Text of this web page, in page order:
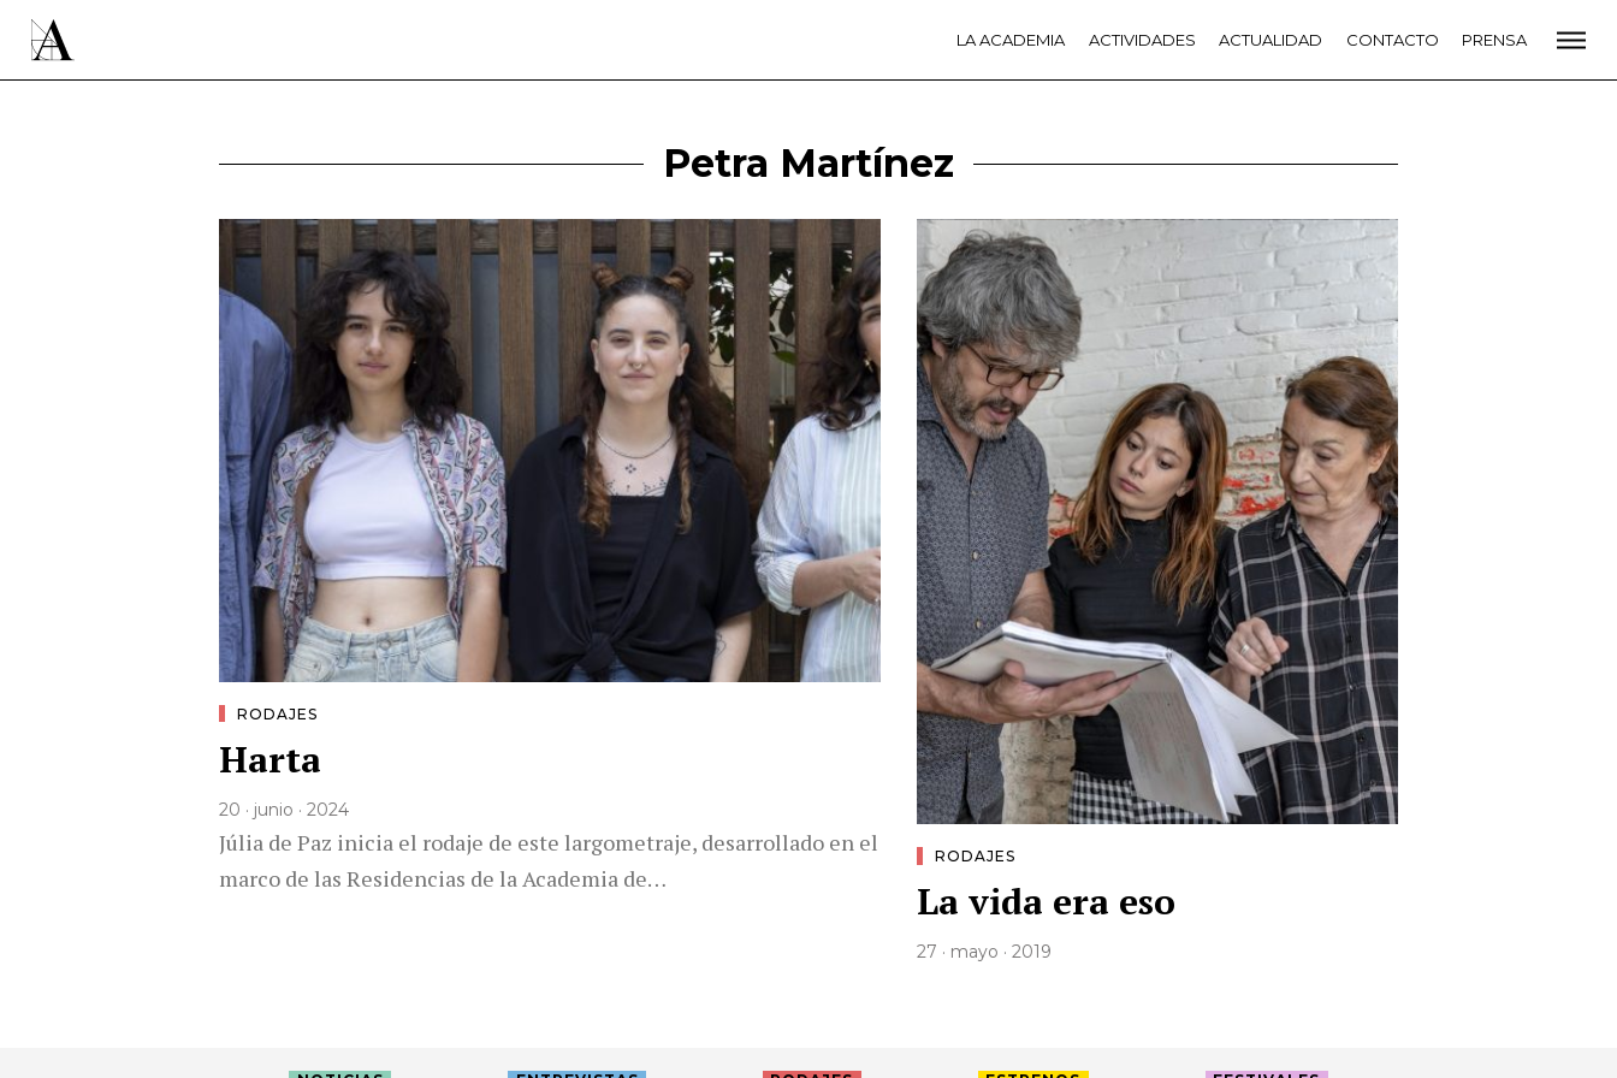
LA ACADEMIA ACTIVIDADES ACTUALIDAD CONTACTO PRENSA
Petra Martínez
RODAJES
Harta
20 · junio · 2024
Júlia de Paz inicia el rodaje de este largometraje, desarrollado en el
marco de las Residencias de la Academia de…
RODAJES
La vida era eso
27 · mayo · 2019
LA ACADEMIA PREMIOS GOYA FUNDACIÓN
CONTACTO